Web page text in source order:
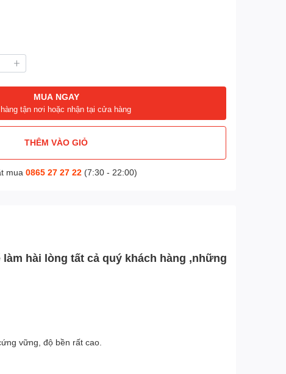
MUA NGAY
tận nơi hoặc nhận tại cửa hàng
THÊM VÀO GIỎ
mua 0865 27 27 22(7:30 - 22:00)
hài lòng tất cả quý khách hàng ,những
vững, độ bền rất cao.